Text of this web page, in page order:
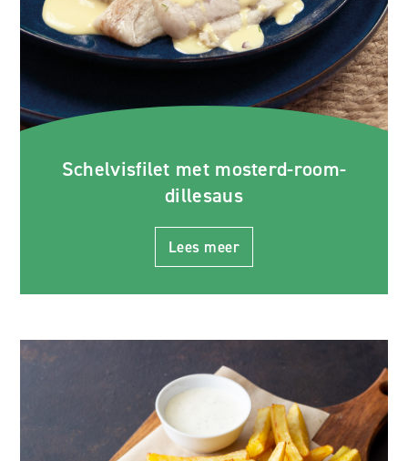
Schelvisfilet met mosterd-room-
dillesaus
Lees meer